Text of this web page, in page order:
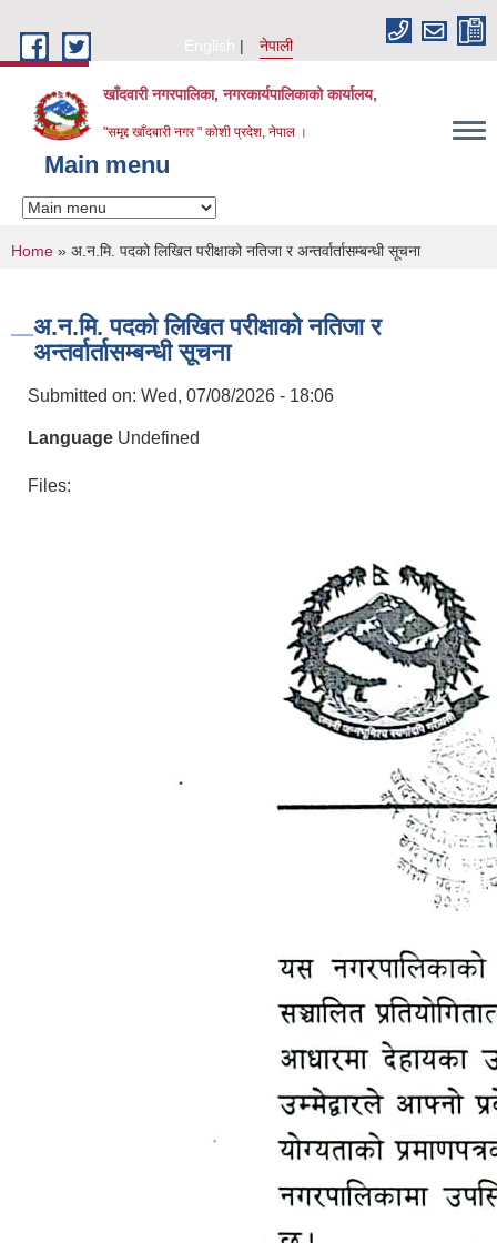
English
नेपाली
खाँदवारी नगरपालिका, नगरकार्यपालिकाको कार्यालय,
"समृद्द खाँदबारी नगर " कोशी प्रदेश, नेपाल ।
Main menu
You are here
Home » अ.न.मि. पदको लिखित परीक्षाको नतिजा र अन्तर्वार्तासम्बन्धी सूचना
अ.न.मि. पदको लिखित परीक्षाको नतिजा र
अन्तर्वार्तासम्बन्धी सूचना
Submitted on: Wed, 07/08/2026 - 18:06
Language Undefined
Files: